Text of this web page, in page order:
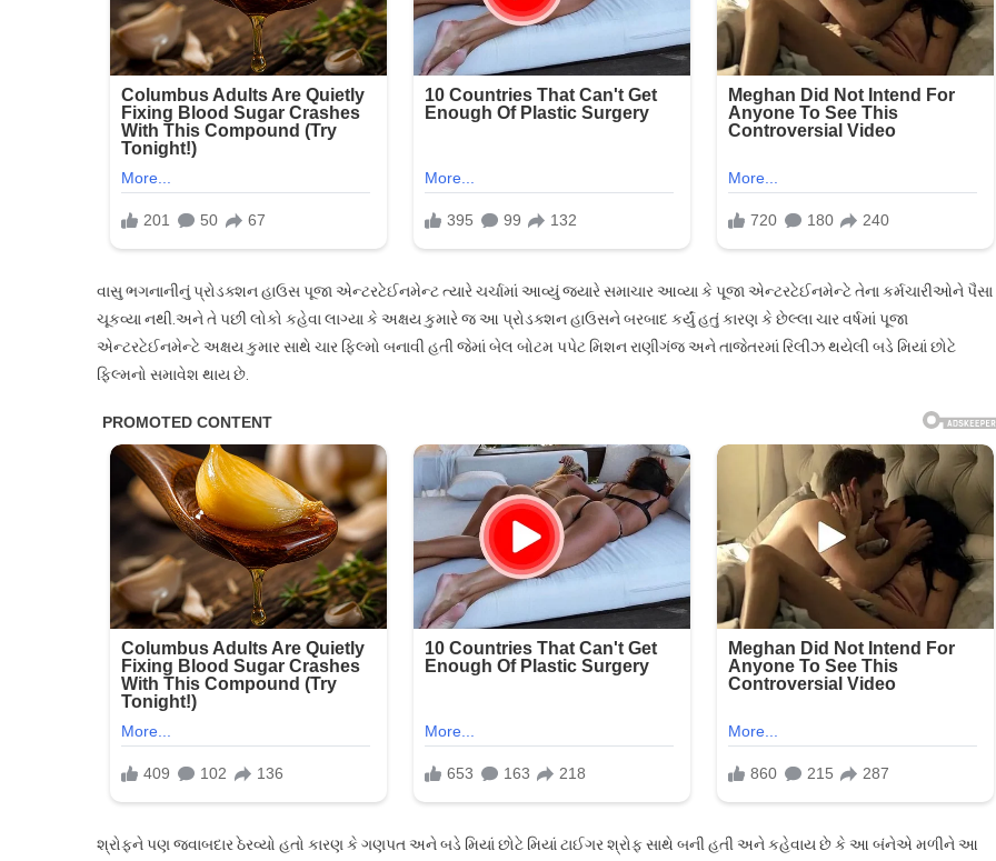
સૌથી
પહેલા
આગળ
આવ્યો
અક્ષય.
વાસુ ભગનાનીનું પ્રોડક્શન હાઉસ પૂજા એન્ટરટેઈનમેન્ટ ત્યારે ચર્ચામાં આવ્યું જ્યારે સમાચાર આવ્યા કે પૂજા એન્ટરટેઈનમેન્ટે તેના કર્મચારીઓને પૈસા
ચૂકવ્યા નથી.અને તે પછી લોકો કહેવા લાગ્યા કે અક્ષય કુમારે જ આ પ્રોડક્શન હાઉસને બરબાદ કર્યું હતું કારણ કે છેલ્લા ચાર વર્ષમાં પૂજા
એન્ટરટેઈનમેન્ટે અક્ષય કુમાર સાથે ચાર ફિલ્મો બનાવી હતી જેમાં બેલ બોટમ પપેટ મિશન રાણીગંજ અને તાજેતરમાં રિલીઝ થયેલી બડે મિયાં છોટે
ફિલ્મનો સમાવેશ થાય છે.
શ્રોફને પણ જવાબદાર ઠેરવ્યો હતો કારણ કે ગણપત અને બડે મિયાં છોટે મિયાં ટાઈગર શ્રોફ સાથે બની હતી અને કહેવાય છે કે આ બંનેએ મળીને આ